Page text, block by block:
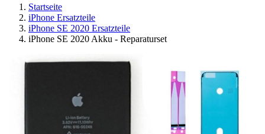
Startseite
iPhone Ersatzteile
iPhone SE 2020 Ersatzteile
iPhone SE 2020 Akku - Reparaturset